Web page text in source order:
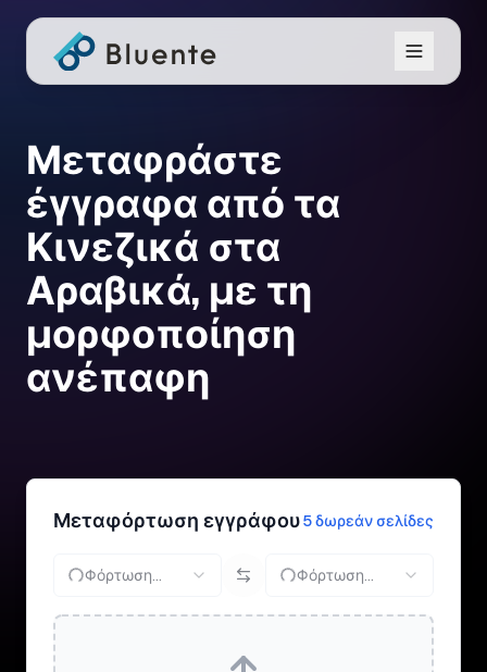
Μεταφράστε
έγγραφα από τα
Κινεζικά στα
Αραβικά, με τη
μορφοποίηση
ανέπαφη
Μεταφόρτωση εγγράφου5 δωρεάν σελίδες
Φόρτωση... Φόρτωση...